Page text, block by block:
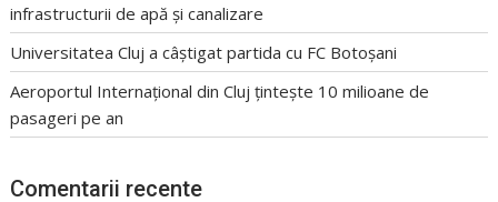
infrastructurii de apă și canalizare
Universitatea Cluj a câștigat partida cu FC Botoșani
Aeroportul Internațional din Cluj țintește 10 milioane de
pasageri pe an
Comentarii recente